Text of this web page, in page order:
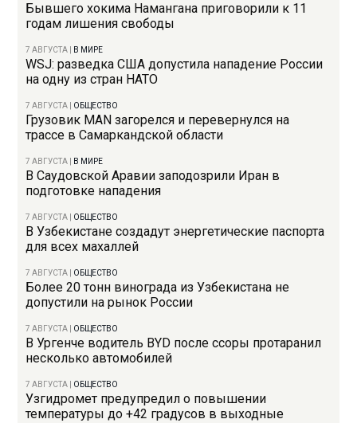
Бывшего хокима Намангана приговорили к 11
годам лишения свободы
7 АВГУСТА В МИРЕ
WSJ: разведка США допустила нападение России
на одну из стран НАТО
7 АВГУСТА ОБЩЕСТВО
Грузовик MAN загорелся и перевернулся на
трассе в Самаркандской области
7 АВГУСТА В МИРЕ
В Саудовской Аравии заподозрили Иран в
подготовке нападения
7 АВГУСТА ОБЩЕСТВО
В Узбекистане создадут энергетические паспорта
для всех махаллей
7 АВГУСТА ОБЩЕСТВО
Более 20 тонн винограда из Узбекистана не
допустили на рынок России
7 АВГУСТА ОБЩЕСТВО
В Ургенче водитель BYD после ссоры протаранил
несколько автомобилей
7 АВГУСТА ОБЩЕСТВО
Узгидромет предупредил о повышении
температуры до +42 градусов в выходные